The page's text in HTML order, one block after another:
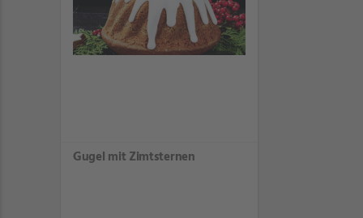
Gugel mit Zimtsternen